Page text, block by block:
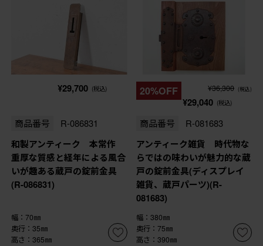
¥29,700 (税込)
商品番号 R-086831
和製アンティーク 本常作
重厚な質感と経年による風合
いが趣ある蔵戸の錠前金具
(R-086831)
幅：70㎜
奥行：35㎜
高さ：365㎜
20%OFF ¥36,300 (税込)
¥29,040 (税込)
商品番号 R-081683
アンティーク雑貨 時代物な
らではの味わいが魅力的な蔵
戸の錠前金具(ディスプレイ
雑貨、蔵戸パーツ)(R-
081683)
幅：380㎜
奥行：75㎜
高さ：390㎜